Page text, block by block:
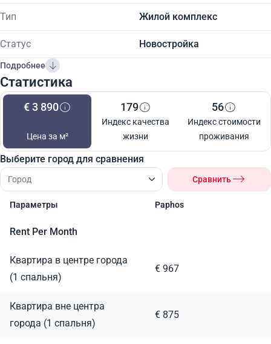
Тип Жилой комплекс
Статус Новостройка
Подробнее
Статистика
€ 3 890
Цена за м²
179
Индекс качества
жизни
56
Индекс стоимости
проживания
Выберите город для сравнения
Сравнить
Параметры Paphos
Rent Per Month
Квартира в центре города
(1 спальня)
€ 967
Квартира вне центра
города (1 спальня)
€ 875